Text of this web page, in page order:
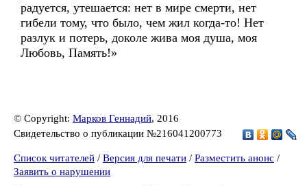
радуется, утешается: нет в мире смерти, нет
гибели тому, что было, чем жил когда-то! Нет
разлук и потерь, доколе жива моя душа, моя
Любовь, Память!»
© Copyright: Марков Геннадий, 2016
Свидетельство о публикации №216041200773
Список читателей / Версия для печати / Разместить анонс /
Заявить о нарушении